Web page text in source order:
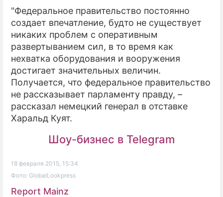
"Федеральное правительство постоянно
создает впечатление, будто не существует
никаких проблем с оперативным
развертыванием сил, в то время как
нехватка оборудования и вооружения
достигает значительных величин.
Получается, что федеральное правительство
не рассказывает парламенту правду, –
рассказал немецкий генерал в отставке
Харальд Куят.
Шоу-бизнес в Telegram
18 февраля 2015, 15:34
Фото: GlobalLookpress
Report Mainz